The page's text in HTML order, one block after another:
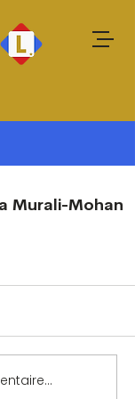
Murali-Mohan